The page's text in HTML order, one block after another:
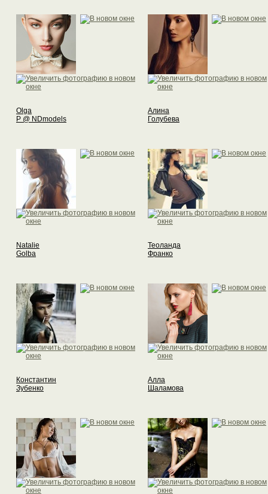
Olga
P @ NDmodels
Алина
Голубева
Natalie
Golba
Теоланда
Франко
Константин
Зубенко
Алла
Шаламова